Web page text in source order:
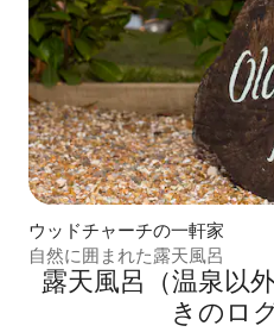
ウッドチャーチの一軒家
自然に囲まれた露天風呂
露天風呂（温泉以
きのロ